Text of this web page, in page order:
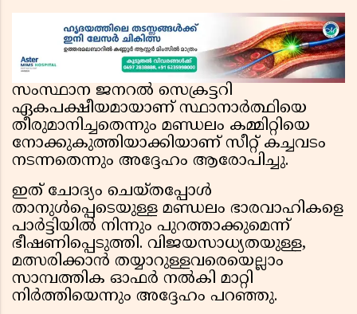
സംസ്ഥാന ജനറൽ സെക്രട്ടറി
ഏകപക്ഷീയമായാണ് സ്ഥാനാർത്ഥിയെ
തീരുമാനിച്ചതെന്നും മണ്ഡലം കമ്മിറ്റിയെ
നോക്കുകുത്തിയാക്കിയാണ് സീറ്റ് കച്ചവടം
നടന്നതെന്നും അദ്ദേഹം ആരോപിച്ചു.
ഇത് ചോദ്യം ചെയ്തപ്പോൾ
താനുൾപ്പെടെയുള്ള മണ്ഡലം ഭാരവാഹികളെ
പാർട്ടിയിൽ നിന്നും പുറത്താക്കുമെന്ന്
ഭീഷണിപ്പെടുത്തി. വിജയസാധ്യതയുള്ള,
മത്സരിക്കാൻ തയ്യാറുള്ളവരെയെല്ലാം
സാമ്പത്തിക ഓഫർ നൽകി മാറ്റി
നിർത്തിയെന്നും അദ്ദേഹം പറഞ്ഞു.